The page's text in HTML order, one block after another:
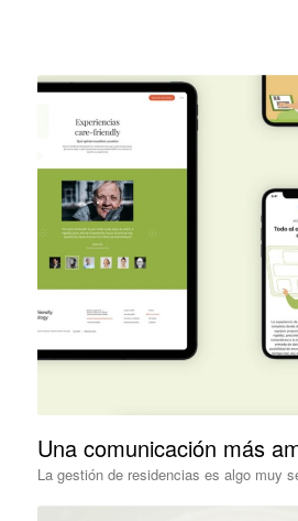
Una comunicación más
La gestión de residencias es algo muy